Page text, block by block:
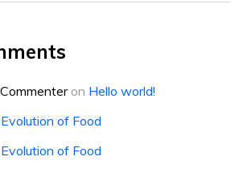
on Hello world!
of Food
of Food